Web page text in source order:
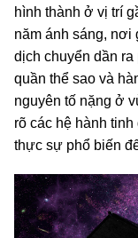
hình thành ở vị trí
năm ánh sáng, nơi
dịch chuyển dần
quần thể sao và
nguyên tố nặng ở
rõ các hệ hành
thực sự phổ biến